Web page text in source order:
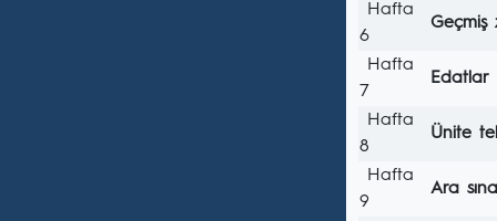
Hafta
6
Geçmiş
Hafta
7
Edatlar
Hafta
8
Ünite
Hafta
9
Ara